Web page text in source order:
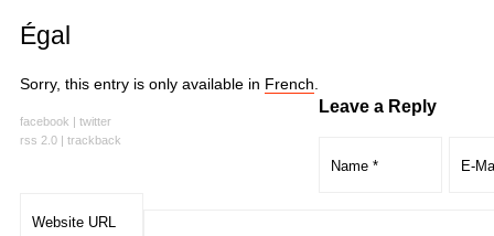
Égal
Sorry, this entry is only available in French
facebook | twitter
rss 2.0| trackback
Leave a Reply